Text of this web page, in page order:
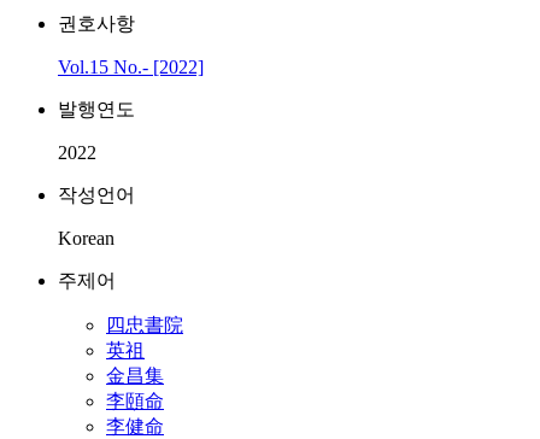
권호사항
Vol.15 No.- [2022]
발행연도
2022
작성언어
Korean
주제어
四忠書院
英祖
金昌集
李頤命
李健命